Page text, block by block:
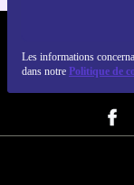
Les informations
dans notre Politique de